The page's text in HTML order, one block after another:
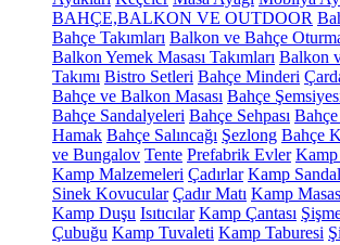
BAHÇE,BALKON VE OUTDOOR
Bahçe Takımları Balkon ve Bahçe
Balkon Yemek Masası Takımları Balkon
Takımı Bistro Setleri Bahçe Minderi
Bahçe ve Balkon Masası Bahçe
Bahçe Sandalyeleri Bahçe Sehpası
Hamak Bahçe Salıncağı Şezlong Bahçe
ve Bungalov Tente Prefabrik Evler
Kamp Malzemeleri Çadırlar Kamp
Sinek Kovucular Çadır Matı Kamp
Kamp Duşu Isıtıcılar Kamp Çantası
Çubuğu Kamp Tuvaleti Kamp Taburesi